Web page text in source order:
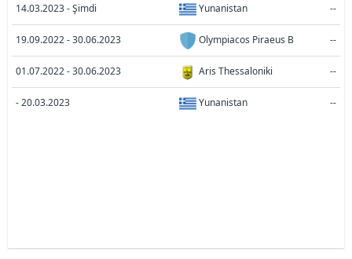
14.03.2023 - Şimdi Yunanistan --
19.09.2022 - 30.06.2023 Olympiacos Piraeus B --
01.07.2022 - 30.06.2023 Aris Thessaloniki --
- 20.03.2023 Yunanistan --